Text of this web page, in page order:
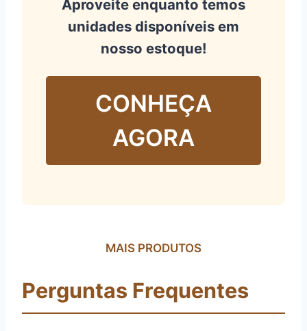
Aproveite enquanto temos
unidades disponíveis em
nosso estoque!
CONHEÇA
AGORA
MAIS PRODUTOS
Perguntas Frequentes